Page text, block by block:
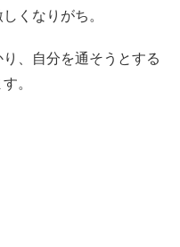
くなりがち。
、自分を通そうとする
。